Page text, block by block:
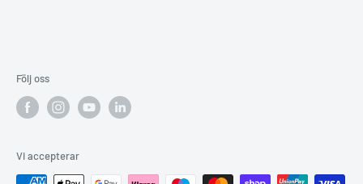
Följ oss
Vi accepterar